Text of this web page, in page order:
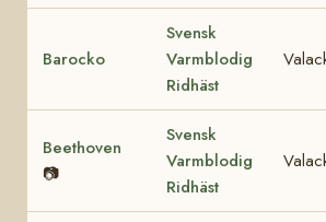
Barocko
Svensk
Varmblodig
Ridhäst
Beethoven
📷
Svensk
Varmblodig
Ridhäst